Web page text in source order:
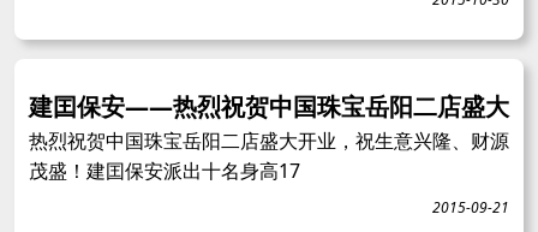
建囯保安——热烈祝贺中国珠宝岳阳二店盛大
热烈祝贺中国珠宝岳阳二店盛大开业，祝生意兴隆、财源
茂盛！建囯保安派出十名身高17
2015-09-21